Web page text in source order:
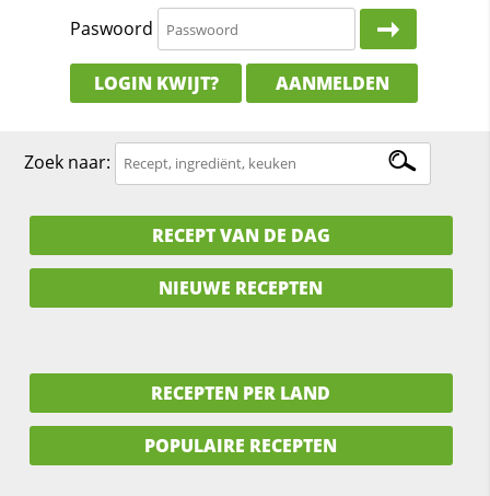
Paswoord
LOGIN KWIJT? AANMELDEN
Zoek naar:
RECEPT VAN DE DAG
NIEUWE RECEPTEN
RECEPTEN PER LAND
POPULAIRE RECEPTEN